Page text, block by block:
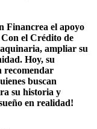
Financrea el apoyo
el Crédito de
ampliar su
Hoy, su
recomendar
buscan
su historia y
en realidad!